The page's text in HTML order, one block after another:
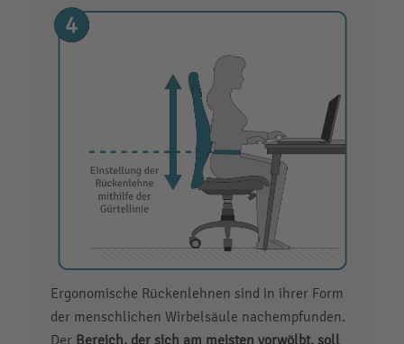
Ergonomische Rückenlehnen sind in ihrer Form
der menschlichen Wirbelsäule nachempfunden.
Der Bereich, der sich am meisten vorwölbt, soll